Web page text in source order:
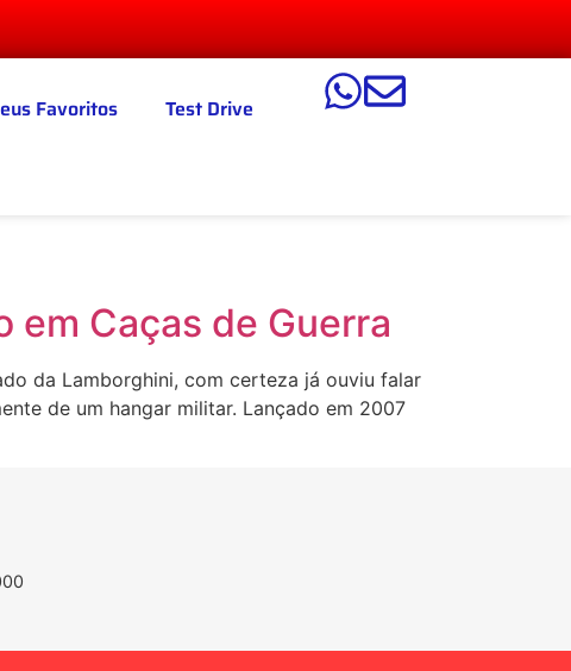
Favoritos
Test Drive
em Caças de Guerra
da Lamborghini, com certeza já ouviu falar
de um hangar militar. Lançado em 2007